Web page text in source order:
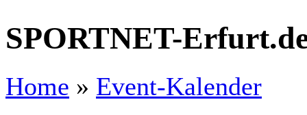
SPORTNET-
Home » Event-Kalender